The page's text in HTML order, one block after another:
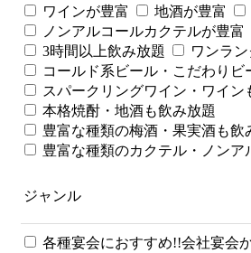
ワインが豊富
地酒が豊富
ノンアルコールカクテルが豊富
3時間以上飲み放題
ワンラ
コールド系ビール・こだわりビ
スパークリングワイン・ワイン
本格焼酎・地酒も飲み放題
豊富な種類の梅酒・果実酒も飲
豊富な種類のカクテル・ノンア
ジャンル
各種宴会におすすめ!!会社宴会